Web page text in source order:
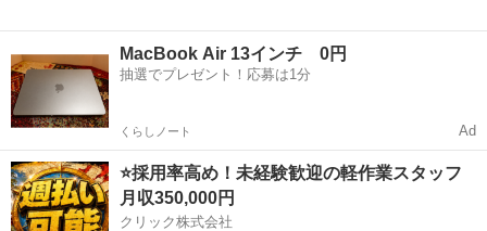
MacBook Air 13インチ 0円
抽選でプレゼント！応募は1分
くらしノート Ad
⭐採用率高め！未経験歓迎の軽作業スタッフ
月収350,000円
クリック株式会社